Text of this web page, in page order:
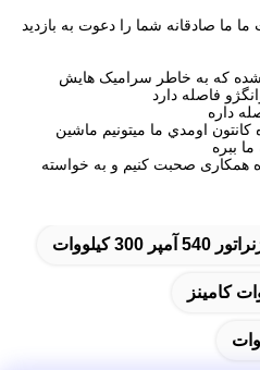
ما ما صادقانه شما را دعوت به بازدید
شده که به خاطر سرامیک هایش
کانتون اومدي ما ميتونيم ماشين
ببره
همکاری صحبت کنیم و به خواسته
300 کیلووات